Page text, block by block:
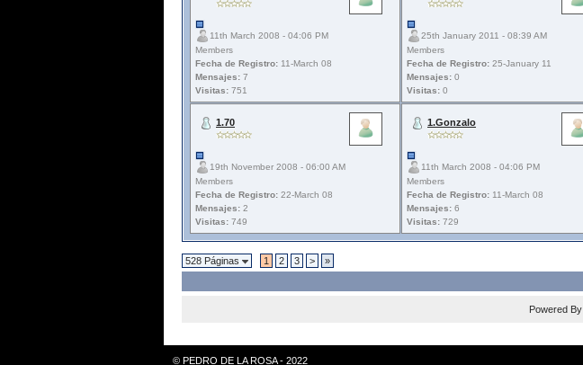
11th March 2008 - 04:06 PM
Members
Fecha de Registro: 11-March 08
Mensajes: 7
Visitas: 751
25th January 2011 - 08:39 AM
Members
Fecha de Registro: 25-January 11
Mensajes: 0
Visitas: 0
1.70
19th November 2008 - 06:00 AM
Members
Fecha de Registro: 22-March 08
Mensajes: 2
Visitas: 749
1.Gonzalo
11th March 2008 - 04:06 PM
Members
Fecha de Registro: 11-March 08
Mensajes: 6
Visitas: 729
528 Páginas 1 2 3 > »
Powered By
© PEDRO DE LA ROSA - 2022